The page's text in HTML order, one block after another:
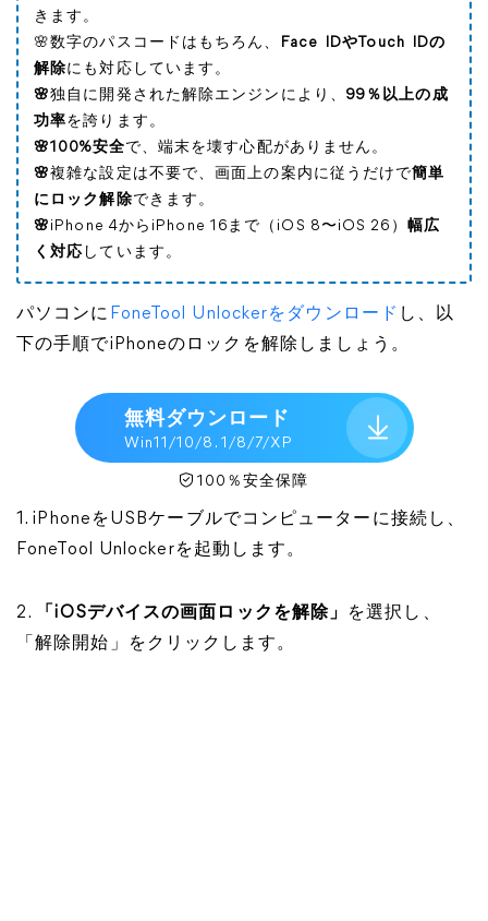
きます。
🌸数字のパスコードはもちろん、 Face IDやTouch IDの
解除にも対応しています。
🌸独自に開発された解除エンジンにより、 99％以上の成
功率を誇ります。
🌸100%安全で、端末を壊す心配がありません。
🌸複雑な設定は不要で、画面上の案内に従うだけで簡単
にロック解除できます。
🌸 iPhone 4からiPhone 16まで（iOS 8〜iOS 26） 幅広
く対応 しています。
パソコンに FoneTool Unlockerをダウンロード し、以
下の手順でiPhoneのロックを解除しましょう。
無料ダウンロード
Win11/10/8. 1/8/7/XP
100％安全保障
1. iPhoneをUSBケーブルでコンピューターに接続し、
FoneTool Unlockerを起動します。
2. 「iOSデバイスの画面ロックを解除」
を選択し、
「解除開始」をクリックします。